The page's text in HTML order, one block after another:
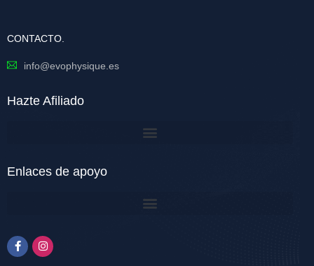
CONTACTO.
info@evophysique.es
Hazte Afiliado
Enlaces de apoyo